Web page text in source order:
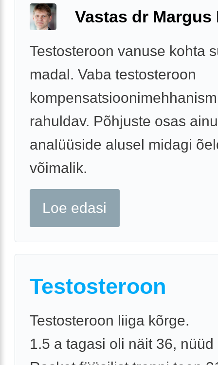
Vastas dr Margus
Testosteroon vanuse kohta
madal. Vaba testosteroon
rahuldav. Põhjuste osas
analüüside alusel midagi
võimalik.
Loe edasi
Testosteroon
Testosteroon liiga kõrge.
1.5 a tagasi oli näit 36, nüüd